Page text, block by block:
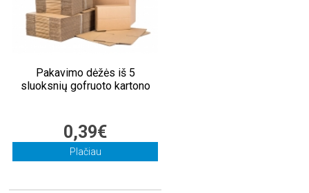
Pakavimo dėžės iš 5
sluoksnių gofruoto kartono
0,39€
Plačiau